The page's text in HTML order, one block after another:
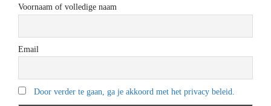
Voornaam of volledige naam
Email
Door verder te gaan, ga je akkoord met het privacy beleid.